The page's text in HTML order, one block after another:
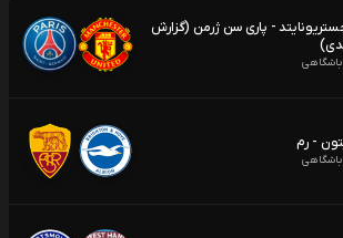
- پاری سن ژرمن (گزارش
باشگاهی
- رم
باشگاهی